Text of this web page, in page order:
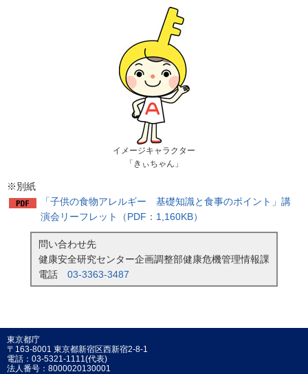
イメージキャラクター
「きぃちゃん」
※別紙
「子供の食物アレルギー 基礎知識と食事のポイント」講
演会リーフレット（PDF：1,160KB）
問い合わせ先
健康安全研究センター企画調整部健康危機管理情報課
電話 03-3363-3487
東京都庁
〒163-8001 東京都新宿区西新宿2-8-1
電話：03-5321-1111(代表)
法人番号：8000020130001